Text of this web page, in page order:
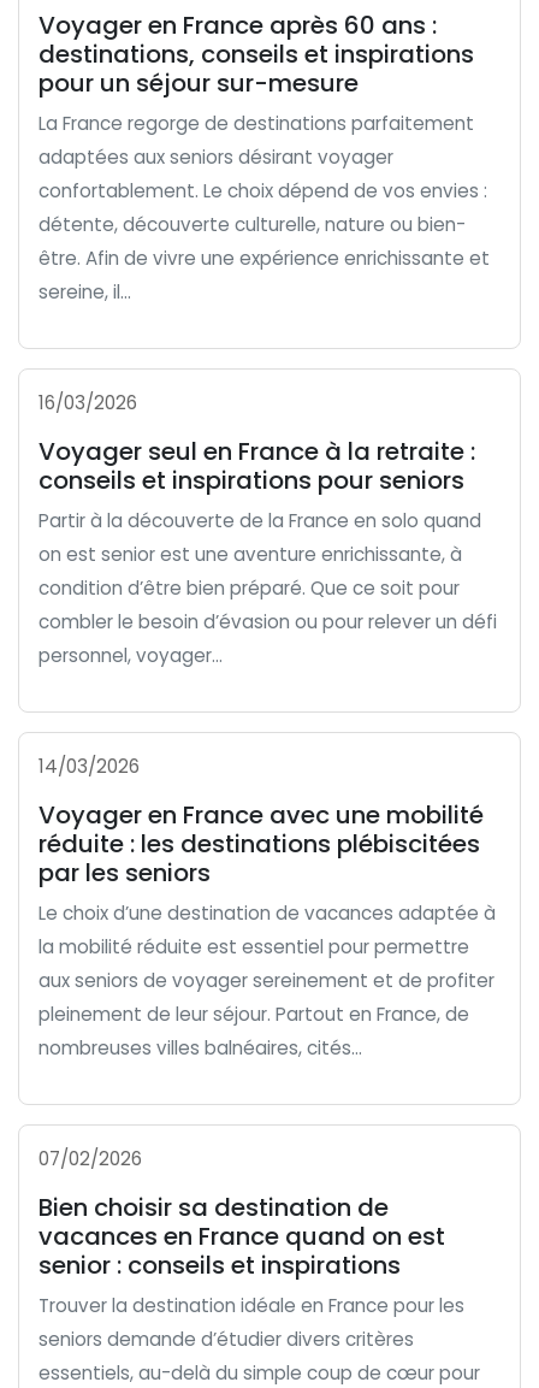
Voyager en France après 60 ans :
destinations, conseils et inspirations
pour un séjour sur-mesure
La France regorge de destinations parfaitement
adaptées aux seniors désirant voyager
confortablement. Le choix dépend de vos envies :
détente, découverte culturelle, nature ou bien-
être. Afin de vivre une expérience enrichissante et
sereine, il...
16/03/2026
Voyager seul en France à la retraite :
conseils et inspirations pour seniors
Partir à la découverte de la France en solo quand
on est senior est une aventure enrichissante, à
condition d’être bien préparé. Que ce soit pour
combler le besoin d’évasion ou pour relever un défi
personnel, voyager...
14/03/2026
Voyager en France avec une mobilité
réduite : les destinations plébiscitées
par les seniors
Le choix d’une destination de vacances adaptée à
la mobilité réduite est essentiel pour permettre
aux seniors de voyager sereinement et de profiter
pleinement de leur séjour. Partout en France, de
nombreuses villes balnéaires, cités...
07/02/2026
Bien choisir sa destination de
vacances en France quand on est
senior : conseils et inspirations
Trouver la destination idéale en France pour les
seniors demande d’étudier divers critères
essentiels, au-delà du simple coup de cœur pour